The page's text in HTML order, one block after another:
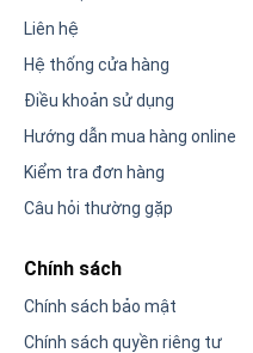
Liên hệ
Hệ thống cửa hàng
Điều khoản sử dụng
Hướng dẫn mua hàng online
Kiểm tra đơn hàng
Câu hỏi thường gặp
Chính sách
Chính sách bảo mật
Chính sách quyền riêng tư